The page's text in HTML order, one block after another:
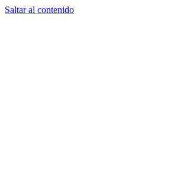
Saltar al contenido